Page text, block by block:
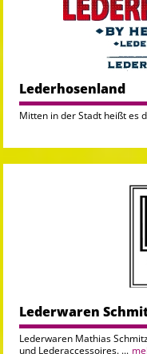
Lederhosenland
Mitten in der Stadt heißt es
Lederwaren
Lederwaren Mathias
und Lederaccessoires. ...